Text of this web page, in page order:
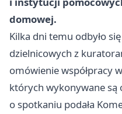
domowej.
Kilka dni temu odbyło
dzielnicowych z
omówienie współpracy
których wykonywane są
o spotkaniu podała